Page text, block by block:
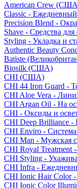
American Crew
Classic -
Precision Blend -
Shave - Средства для
Styling - Укладка и
Authentic Beauty
Batiste
Biosilk (США)
CHI (США)
CHI 44 Iron Guard -
CHI Aloe Vera -
CHI Argan Oil - На
CHI - Оксиды и
CHI Deep Brilliance -
CHI Enviro - Система
CHI Man - Мужская
CHI Royal Treatment
CHI Styling -
CHI Infra -
CHI Ionic Hair Color -
CHI Ionic Color